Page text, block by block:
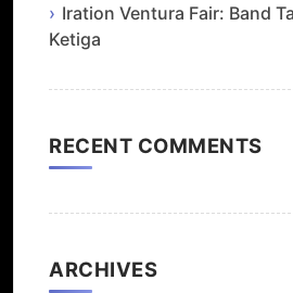
Iration Ventura Fair: Band
Ketiga
RECENT COMMENTS
ARCHIVES